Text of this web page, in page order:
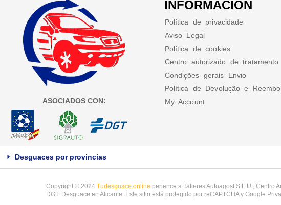
ASOCIADOS CON:
INFORMACION
Política de privacidade
Aviso Legal
Política de cookies
Centro autorizado de
Condições gerais Envio
Política de Devolução e
My Account
Desguaces por provincias
Copyright © 2024 Tudesguace.online pertence a Talleres Autoagost S.L.U., Centro
DGT. Desguace en Alicante. Este sitio está protegido por reCAPTCHA y Google